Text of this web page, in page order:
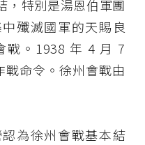
，特別是湯恩伯軍團
殲滅國軍的天賜良
戰。1938 年 4 月 7
戰命令。徐州會戰由
為徐州會戰基本結